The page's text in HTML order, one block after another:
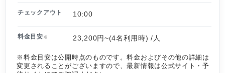
チェックアウト 10:00
料金目安 ※ 23,200円~(4名利用時) /人
※料金目安は公開時点のものです。料金およびその他の詳細は
変更されることがございますので、最新情報は公式サイト・予